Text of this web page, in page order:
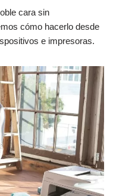
cara sin
cómo hacerlo desde
e impresoras.